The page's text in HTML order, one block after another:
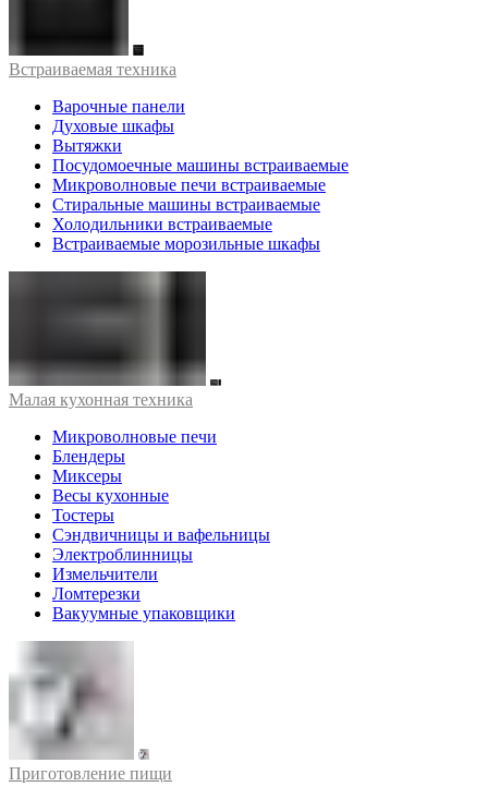
Встраиваемая техника
Варочные панели
Духовые шкафы
Вытяжки
Посудомоечные машины встраиваемые
Микроволновые печи встраиваемые
Стиральные машины встраиваемые
Холодильники встраиваемые
Встраиваемые морозильные шкафы
Малая кухонная техника
Микроволновые печи
Блендеры
Миксеры
Весы кухонные
Тостеры
Сэндвичницы и вафельницы
Электроблинницы
Измельчители
Ломтерезки
Вакуумные упаковщики
Приготовление пищи